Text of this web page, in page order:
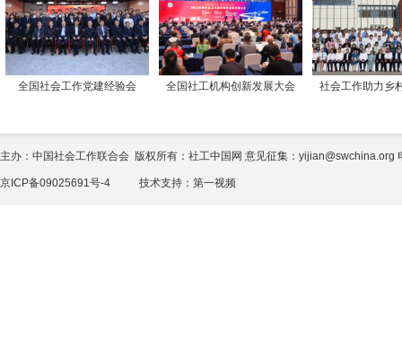
全国社会工作党建经验会 全国社工机构创新发展大会 社会工作助力乡
主办：中国社会工作联合会 版权所有：社工中国网 意见征集：yijian@swchina.org
京ICP备09025691号-4 技术支持： 第一视频